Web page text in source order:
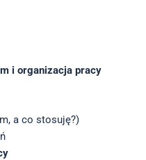
i organizacja pracy
a co stosuję?)